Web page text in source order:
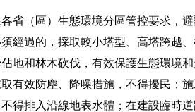
（區）生態環境分區管控要求，避
經過的，採取較小塔型、高塔跨越
地和林木砍伐，有效保護生態環境和
效防塵、降噪措施，不得擾民；施
得排入沿線地表水體；在建設臨時